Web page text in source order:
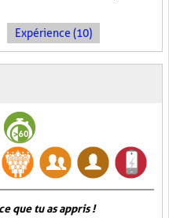
Expérience (10)
que tu as appris !